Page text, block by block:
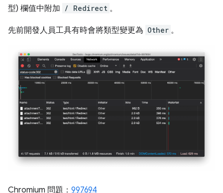
型) 欄值中附加 / Redirect 。
先前開發人員工具有時會將類型變更為 Other 。
Chromium 問題： 997694